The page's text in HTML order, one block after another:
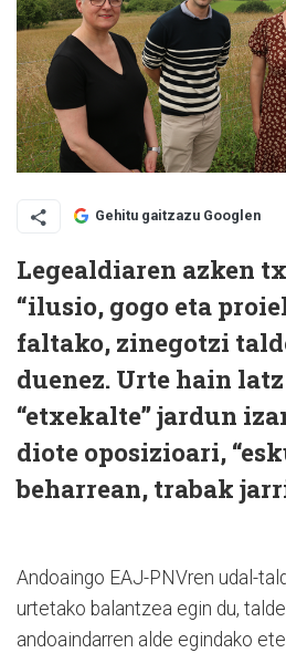
Gehitu gaitzazu Googlen
Legealdiaren azken
“ilusio, gogo eta
faltako, zinegotzi
duenez. Urte hain
“etxekalte” jardun
diote oposizioari,
beharrean, trabak
Andoaingo EAJ-PNVren udal-
urtetako balantzea egin du,
andoaindarren alde egindako